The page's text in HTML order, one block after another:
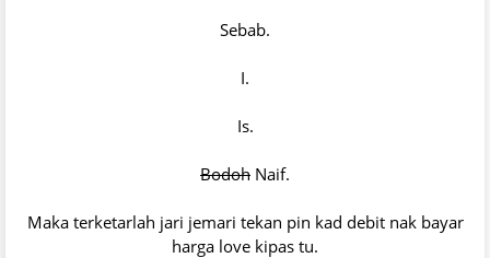
Sebab.
I.
Is.
Bodoh Naif.
Maka terketarlah jari jemari tekan pin kad debit nak bayar
harga love kipas tu.